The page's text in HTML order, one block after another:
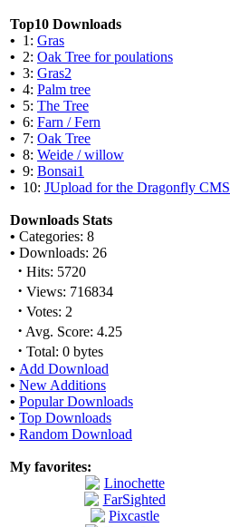
Top10 Downloads
• 1: Gras
• 2: Oak Tree for poulations
• 3: Gras2
• 4: Palm tree
• 5: The Tree
• 6: Farn / Fern
• 7: Oak Tree
• 8: Weide / willow
• 9: Bonsai1
• 10: JUpload for the Dragonfly CMS
Downloads Stats
• Categories: 8
• Downloads: 26
· Hits: 5720
· Views: 716834
· Votes: 2
· Avg. Score: 4.25
· Total: 0 bytes
• Add Download
• New Additions
• Popular Downloads
• Top Downloads
• Random Download
My favorites: